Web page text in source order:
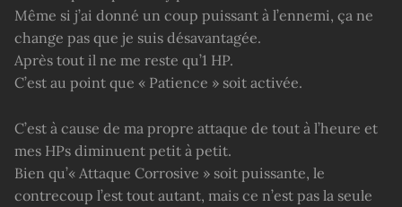
Même si j’ai donné un coup puissant à l’ennemi, ça ne
change pas que je suis désavantagée.
Après tout il ne me reste qu’1 HP.
C’est au point que « Patience » soit activée.
C’est à cause de ma propre attaque de tout à l’heure et
mes HPs diminuent petit à petit.
Bien qu’« Attaque Corrosive » soit puissante, le
contrecoup l’est tout autant, mais ce n’est pas la seule